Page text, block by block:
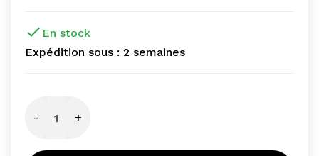
 En stock
Expédition sous : 2 semaines
- +